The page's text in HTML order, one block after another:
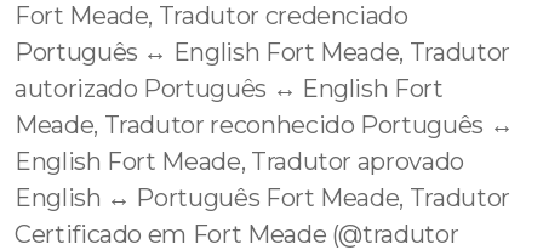
Fort Meade, Tradutor credenciado
Português ↔️ English Fort Meade, Tradutor
autorizado Português ↔️ English Fort
Meade, Tradutor reconhecido Português ↔️
English Fort Meade, Tradutor aprovado
English ↔️ Português Fort Meade, Tradutor
Certificado em Fort Meade (@tradutor